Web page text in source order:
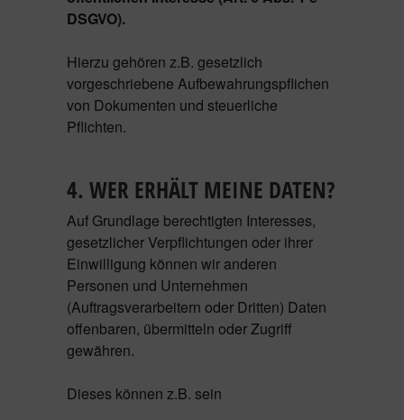
DSGVO).
Hierzu gehören z.B. gesetzlich
vorgeschriebene Aufbewahrungspflichen
von Dokumenten und steuerliche
Pflichten.
4. WER ERHÄLT MEINE DATEN?
Auf Grundlage berechtigten Interesses,
gesetzlicher Verpflichtungen oder ihrer
Einwilligung können wir anderen
Personen und Unternehmen
(Auftragsverarbeitern oder Dritten) Daten
offenbaren, übermitteln oder Zugriff
gewähren.
Dieses können z.B. sein